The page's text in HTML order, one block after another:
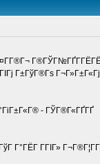
Г±ГўГ®Гѕ
- ГЎГ®Г«ГҐГҐ
Г°ГЁГ Г­ГІГ»